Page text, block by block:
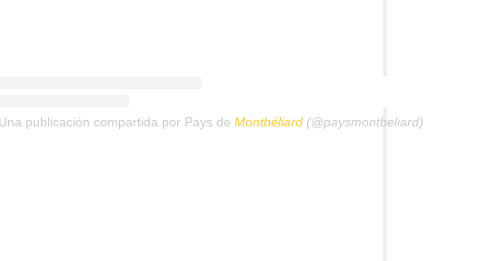
Una publicación compartida por Pays de Montbéliard (@paysmontbeliard)